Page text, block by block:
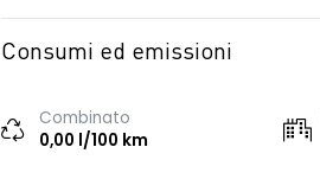
Consumi ed emissioni
Combinato
0,00 l/100 km